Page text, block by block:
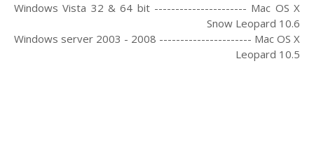
Windows Vista 32 & 64 bit ---------------------- Mac OS X
Snow Leopard 10.6
Windows server 2003 - 2008 ---------------------- Mac OS X
Leopard 10.5